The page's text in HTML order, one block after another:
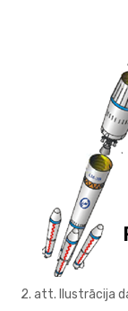
2. att. Ilustrācija